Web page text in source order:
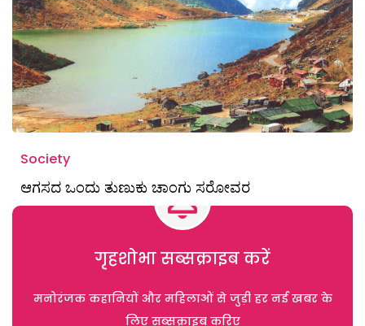
Society
ಆಗಸದ ಒಂದು ತುಣುಕು ಚಾಂಗು ಸರೋವರ
गृहशोभा सब्सक्राइब करें
मनोरंजक कहानियों और महिलाओं से जुड़ी हर नई खबर के
लिए सब्सक्राइब करिए